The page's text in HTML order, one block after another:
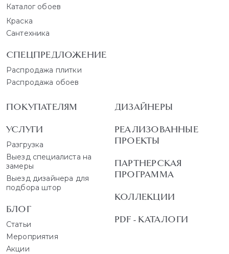
Каталог обоев
Краска
Сантехника
СПЕЦПРЕДЛОЖЕНИЕ
Распродажа плитки
Распродажа обоев
ПОКУПАТЕЛЯМ
УСЛУГИ
Разгрузка
Выезд специалиста на
замеры
Выезд дизайнера для
подбора штор
БЛОГ
Статьи
Мероприятия
Акции
ДИЗАЙНЕРЫ
РЕАЛИЗОВАННЫЕ
ПРОЕКТЫ
ПАРТНЕРСКАЯ
ПРОГРАММА
КОЛЛЕКЦИИ
PDF - КАТАЛОГИ